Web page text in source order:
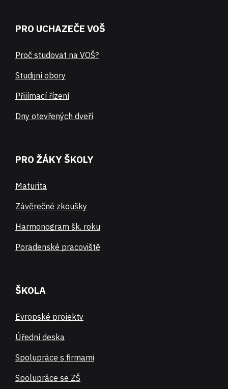
PRO UCHAZEČE VOŠ
Proč studovat na VOŠ?
Studijní obory
Přijímací řízení
Dny otevřených dveří
PRO ŽÁKY ŠKOLY
Maturita
Závěrečné zkoušky
Harmonogram šk. roku
Poradenské pracoviště
ŠKOLA
Evropské projekty
Úřední deska
Spolupráce s firmami
Spolupráce se ZŠ